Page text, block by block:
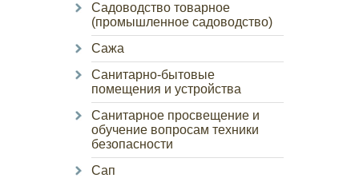
Садоводство товарное
(промышленное садоводство)
Сажа
Санитарно-бытовые
помещения и устройства
Санитарное просвещение и
обучение вопросам техники
безопасности
Сап